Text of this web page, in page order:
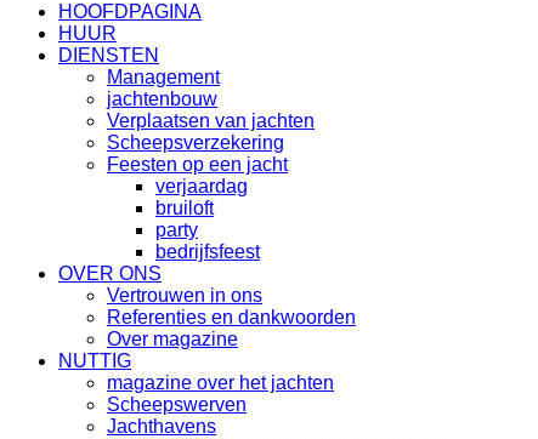
HOOFDPAGINA
HUUR
DIENSTEN
Management
jachtenbouw
Verplaatsen van jachten
Scheepsverzekering
Feesten op een jacht
verjaardag
bruiloft
party
bedrijfsfeest
OVER ONS
Vertrouwen in ons
Referenties en dankwoorden
Over magazine
NUTTIG
magazine over het jachten
Scheepswerven
Jachthavens